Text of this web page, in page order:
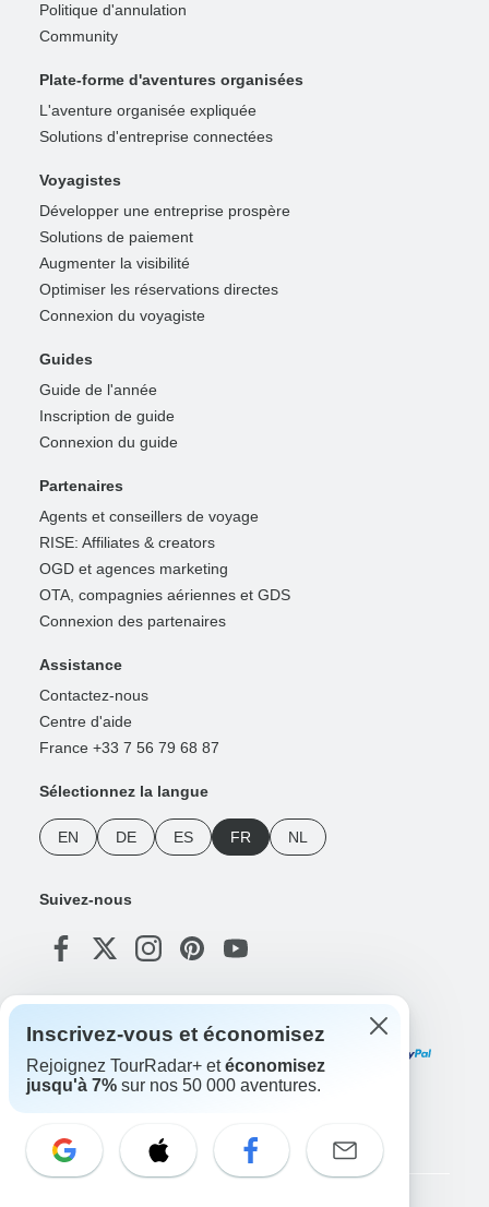
Politique d'annulation
Community
Plate-forme d'aventures organisées
L'aventure organisée expliquée
Solutions d'entreprise connectées
Voyagistes
Développer une entreprise prospère
Solutions de paiement
Augmenter la visibilité
Optimiser les réservations directes
Connexion du voyagiste
Guides
Guide de l'année
Inscription de guide
Connexion du guide
Partenaires
Agents et conseillers de voyage
RISE: Affiliates & creators
OGD et agences marketing
OTA, compagnies aériennes et GDS
Connexion des partenaires
Assistance
Contactez-nous
Centre d'aide
France +33 7 56 79 68 87
Sélectionnez la langue
EN DE ES FR NL
Suivez-nous
Inscrivez-vous et économisez
Rejoignez TourRadar+ etéconomisez
jusqu'à 7% sur nos 50 000 aventures.